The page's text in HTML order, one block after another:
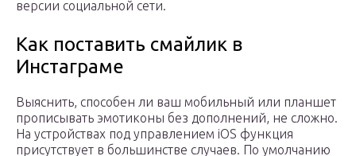
версии социальной сети.
Как поставить смайлик в
Инстаграме
Выяснить, способен ли ваш мобильный или планшет
прописывать эмотиконы без дополнений, не сложно.
На устройствах под управлением iOS функция
присутствует в большинстве случаев. По умолчанию